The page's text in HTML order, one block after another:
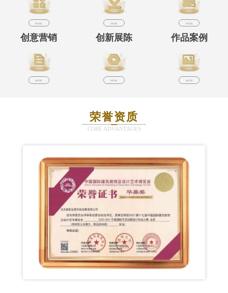
MORE MORE MORE
创意营销
MORE
创新展陈
MORE
作品案例
MORE
荣誉资质
CORE ADVANTAGES